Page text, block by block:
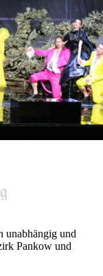
unabhängig und
Pankow und